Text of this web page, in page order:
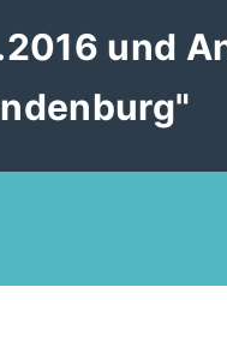
und